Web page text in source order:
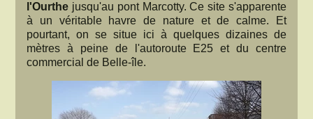
l'Ourthe jusqu'au pont Marcotty. Ce site s'apparente
à un véritable havre de nature et de calme. Et
pourtant, on se situe ici à quelques dizaines de
mètres à peine de l'autoroute E25 et du centre
commercial de Belle-île.